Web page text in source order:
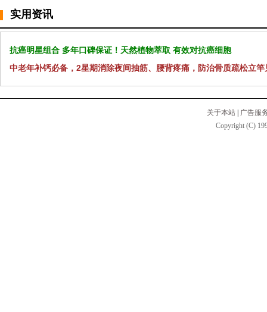
实用资讯
抗癌明星组合 多年口碑保证！天然植物萃取 有效对抗癌细胞
中老年补钙必备，2星期消除夜间抽筋、腰背疼痛，防治骨质疏松立竿
关于本站
广告服
Copyright (C)